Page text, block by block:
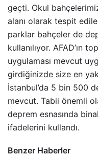
geçti. Okul
alanı olarak tespit
parklar bahçeler de
kullanılıyor. AFAD’ın
uygulaması mevcut
girdiğinizde size en
İstanbul’da 5 bin 500
mevcut. Tabii önemli
deprem esnasında
ifadelerini kullandı.
Benzer Haberler